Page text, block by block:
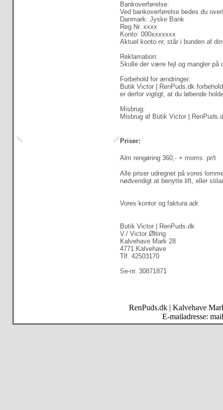
Bankoverførelse:
Ved bankoverførelse bedes du
Danmark: Jyske Bank
Reg.Nr. xxxx
Konto: 000xxxxxxx
Aktuel konto nr, står i bunden af
Reklamation:
Skulle der være fejl og mangler på
Forbehold for ændringer:
Butik Victor | RenPuds.dk
er derfor vigtigt, at du løbende
Misbrug:
Misbrug af Butik Victor |
Priser:
Alm rengøring 360,- + moms. pr/t
Alle priser udregnet på vores
nødvendigt at benytte lift, eller
Vores kontor og faktura adr.
Butik Victor | RenPuds.dk
V./ Victor Ølting
Kalvehave Mark 28
4771 Kalvehave
Tlf. 42503170
Se-nr. 30871871
RenPuds.dk | Kalvehave
E-mailadresse: